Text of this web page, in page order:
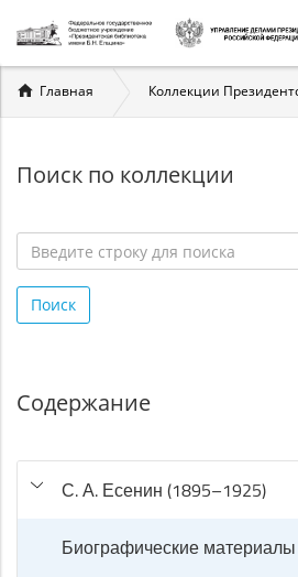
Вы
здесь
Главная Коллекции
Поиск по коллекции
строку
для
Поиск
Содержание
С. А. Есенин (1895–1925)
Биографические материалы